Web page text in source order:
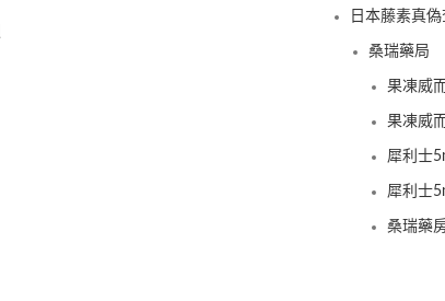
日本藤素真
桑瑞藥局
果凍威
果凍威
犀利士
犀利士
桑瑞藥